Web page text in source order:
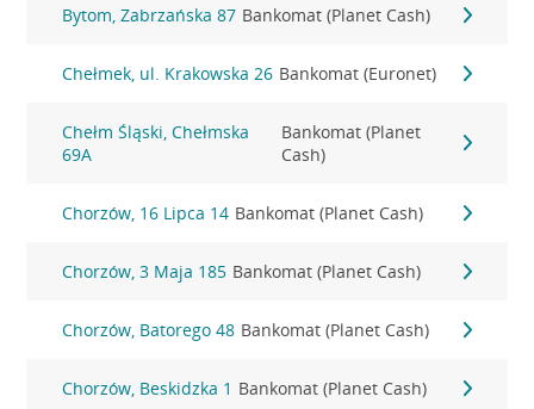
Bytom, Zabrzańska 87 Bankomat (Planet Cash)
Chełmek, ul. Krakowska 26 Bankomat (Euronet)
Chełm Śląski, Chełmska
69A
Bankomat (Planet
Cash)
Chorzów, 16 Lipca 14 Bankomat (Planet Cash)
Chorzów, 3 Maja 185 Bankomat (Planet Cash)
Chorzów, Batorego 48 Bankomat (Planet Cash)
Chorzów, Beskidzka 1 Bankomat (Planet Cash)